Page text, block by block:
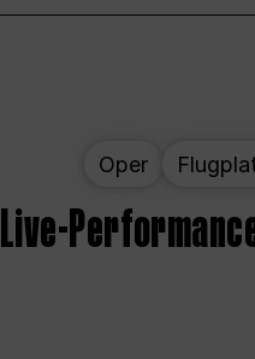
Oper
Live-